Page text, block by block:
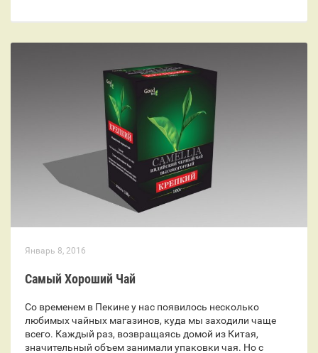
Январь 8, 2016
Самый Хороший Чай
Со временем в Пекине у нас появилось несколько
любимых чайных магазинов, куда мы заходили чаще
всего. Каждый раз, возвращаясь домой из Китая,
значительный объем занимали упаковки чая. Но с